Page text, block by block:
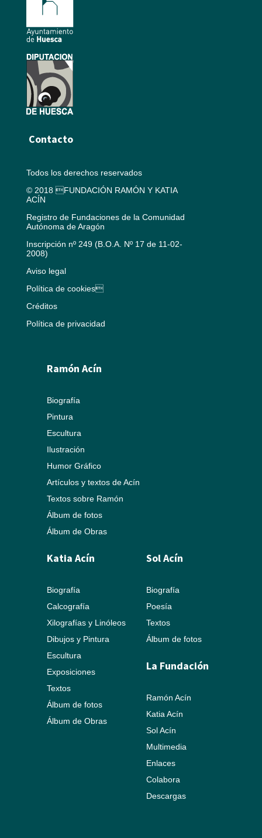
Contacto
Todos los derechos reservados
© 2018 FUNDACIÓN RAMÓN Y KATIA
ACÍN
Registro de Fundaciones de la Comunidad
Autónoma de Aragón
Inscripción nº 249 (B.O.A. Nº 17 de 11-02-
2008)
Aviso legal
Política de cookies
Créditos
Política de privacidad
Ramón Acín
Biografía
Pintura
Escultura
Ilustración
Humor Gráfico
Artículos y textos de Acín
Textos sobre Ramón
Álbum de fotos
Álbum de Obras
Katia Acín
Biografía
Calcografía
Xilografías y Linóleos
Dibujos y Pintura
Escultura
Exposiciones
Textos
Álbum de fotos
Álbum de Obras
Sol Acín
Biografía
Poesía
Textos
Álbum de fotos
La Fundación
Ramón Acín
Katia Acín
Sol Acín
Multimedia
Enlaces
Colabora
Descargas